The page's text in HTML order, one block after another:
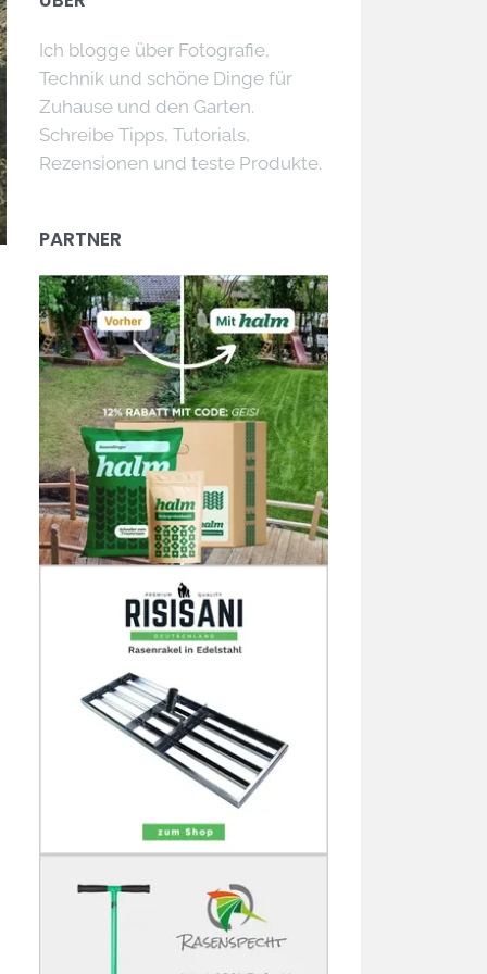
Ich blogge über Fotografie,
Technik und schöne Dinge für
Zuhause und den Garten.
Schreibe Tipps, Tutorials,
Rezensionen und teste Produkte.
PARTNER